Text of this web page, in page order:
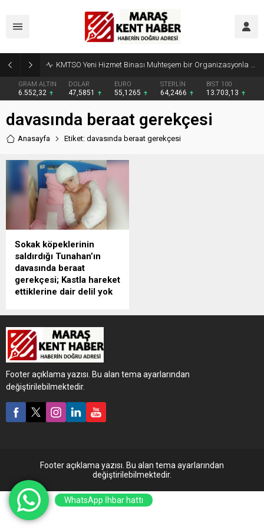
KMTSO Yeni Hizmet Binası Muhteşem bir Organizasyonla Açıldı
GRAM ALTIN
6.552,32
DOLAR
47,5851
EURO
55,1265
STERLİN
64,2466
BIST 100
13.703,13
davasında beraat gerekçesi
Anasayfa Etiket: davasında beraat gerekçesi
Sokak köpeklerinin
saldırdığı Tunahan’ın
davasında beraat
gerekçesi; Kastla hareket
ettiklerine dair delil yok
Yılmaz'ın (12) sahipsiz
köpeklerin saldırısı sonucu
ağır yaralanmasına ilişkin 2
belediye görevlisinin
yargılandığı davada, sanıklar
hakkında verilen beraat
kararının gerekçesi
açıklandı. Kararda, sanıkların
kastla hareket ettiklerine
dair bir delil bulunmadığı,
etmedikleri, bu nedenlerle
beraat ettikleri belirtildi.
Footer açıklama yazısı. Bu alan tema ayarlarından
değiştirilebilmektedir.
Footer açıklama yazısı. Bu alan tema ayarlarından
değiştirilebilmektedir.
WhatsApp İhbar hattı